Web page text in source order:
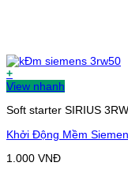
+
View nhanh
Soft starter SIRIUS
Khởi Động Mềm
1.000 VNĐ